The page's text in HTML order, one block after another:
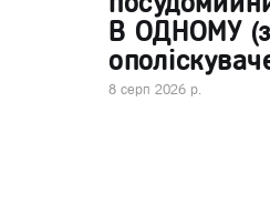
В ОДНОМУ
8 серп 2026 р.